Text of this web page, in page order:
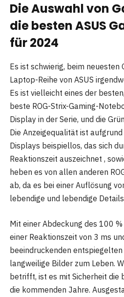
Die Auswahl von
die besten ASUS
für 2024
Es ist schwierig, beim neuesten
Laptop-Reihe von ASUS
Es ist vielleicht eines der
beste ROG-Strix-Gaming-
Display in der Serie, und die
Die Anzeigequalität ist
Displays beispiellos, das sich
Reaktionszeit auszeichnet ,
heben es von allen anderen
ab, da es bei einer Auflösung
lebendige und lebendige
Mit einer Abdeckung des 100
einer Reaktionszeit von 3 ms
beeindruckenden
langweilige Bilder zum Leben.
betrifft, ist es mit Sicherheit die
die kommenden Jahre.